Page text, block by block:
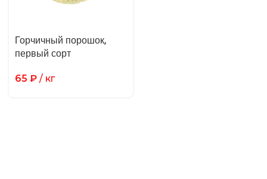
Горчичный порошок,
первый сорт
65 ₽ / кг